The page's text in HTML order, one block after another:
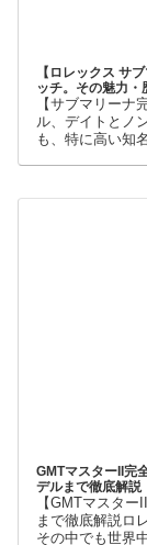
【ロレックス サ
ッチ。その魅力・
【サブマリーナ
ル、デイトとノ
級腕時計に詳し